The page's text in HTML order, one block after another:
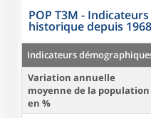
POP T3M -
historique depuis 1968
Indicateurs
Variation annuelle
moyenne de la population
en %